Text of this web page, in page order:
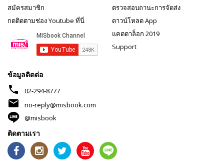
สมัครสมาชิก
กดติดตามช่อง Youtube ที่นี่
ตรวจสอบถานะการจัดส่ง
ดาวน์โหลด App
แคตตาล็อก 2019
Support
ข้อมูลติดต่อ
phone 02-294-8777
mail
no-reply@misbook.com
@misbook
ติดตามเรา